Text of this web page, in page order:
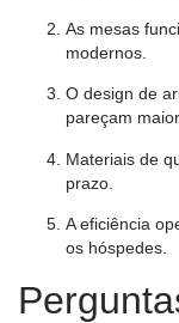
As mesas
modernos.
O design de
pareçam
Materiais de
prazo.
A eficiência
os hóspedes.